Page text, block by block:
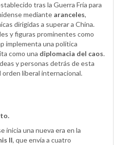
tras la Guerra Fría para
mediante aranceles,
dirigidas a superar a China.
y figuras prominentes como
implementa una política
como una diplomacia del caos.
y personas detrás de esta
orden liberal internacional.
inicia una nueva era en la
II, que envía a cuatro